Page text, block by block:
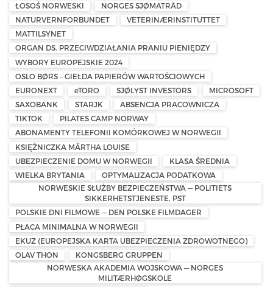
ŁOSOŚ NORWESKI
NORGES SJØMATRÅD
NATURVERNFORBUNDET
VETERINÆRINSTITUTTET
MATTILSYNET
ORGAN DS. PRZECIWDZIAŁANIA PRANIU PIENIĘDZY
WYBORY EUROPEJSKIE 2024
OSLO BØRS – GIEŁDA PAPIERÓW WARTOŚCIOWYCH
EURONEXT
eTORO SJØLYST INVESTORS
MICROSOFT
SAXOBANK
STARJK
ABSENCJA PRACOWNICZA
TIKTOK
PILATES CAMP NORWAY
ABONAMENTY TELEFONII KOMÓRKOWEJ W NORWEGII
KSIĘŻNICZKA MÄRTHA LOUISE
UBEZPIECZENIE DOMU W NORWEGII
KLASA ŚREDNIA
WIELKA BRYTANIA
OPTYMALIZACJA PODATKOWA
NORWESKIE SŁUŻBY BEZPIECZEŃSTWA — POLITIETS
SIKKERHETSTJENESTE, PST
POLSKIE DNI FILMOWE — DEN POLSKE FILMDAGER
PŁACA MINIMALNA W NORWEGII
EKUZ (EUROPEJSKA KARTA UBEZPIECZENIA ZDROWOTNEGO)
OLAV THON
KONGSBERG GRUPPEN
NORWESKA AKADEMIA WOJSKOWA — NORGES
MILITÆRHØGSKOLE